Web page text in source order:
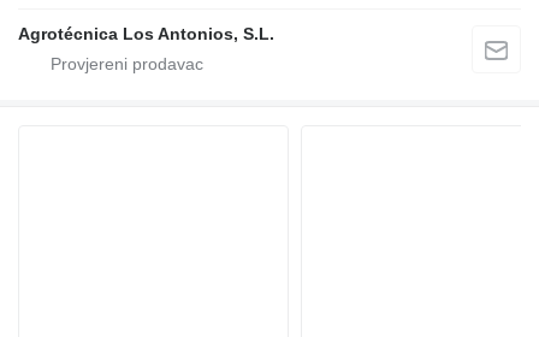
Agrotécnica Los Antonios, S.L.